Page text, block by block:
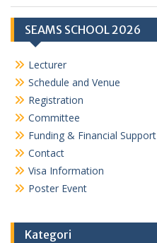
SEAMS SCHOOL 2026
Lecturer
Schedule and Venue
Registration
Committee
Funding & Financial Support
Contact
Visa Information
Poster Event
Kategori